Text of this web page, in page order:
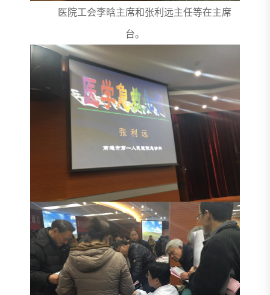
医院工会李晗主席和张利远主任等在主席
台。